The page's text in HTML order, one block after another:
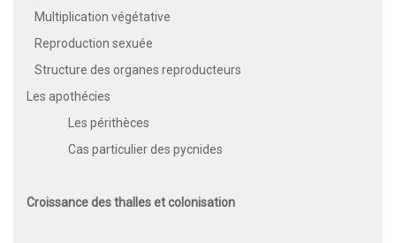
Multiplication végétative
Reproduction sexuée
Structure des organes reproducteurs
Les apothécies
Les périthèces
Cas particulier des pycnides
Croissance des thalles et colonisation